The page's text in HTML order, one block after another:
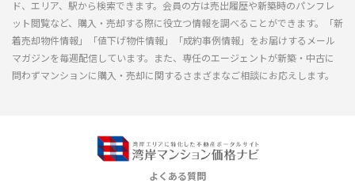
ド、エリア、駅から検索できます。会員の方は売出履歴や新築時のパンフレ
ット閲覧など、購入・売却する際に役立つ情報を調べることができます。「新
着売却物件情報」「値下げ物件情報」「成約事例情報」をお届けするメール
マガジンを毎週配信しています。また、専任のエージェントが新築・中古に
問わずマンションに購入・売却に関するさまざまなご相談にお応えします。
よくある質問